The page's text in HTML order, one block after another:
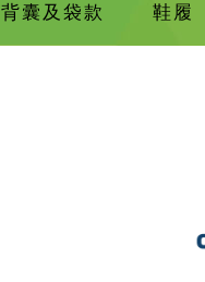
背囊及袋款 鞋履